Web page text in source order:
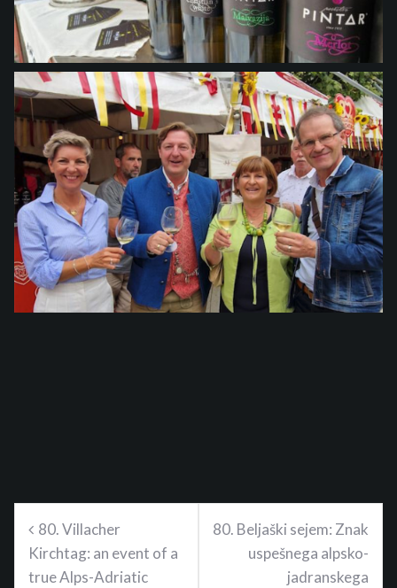
Beitragsnavigation
80. Villacher
Kirchtag: an event of a
true Alps-Adriatic
80. Beljaški sejem: Znak
uspešnega alpsko-
jadranskega